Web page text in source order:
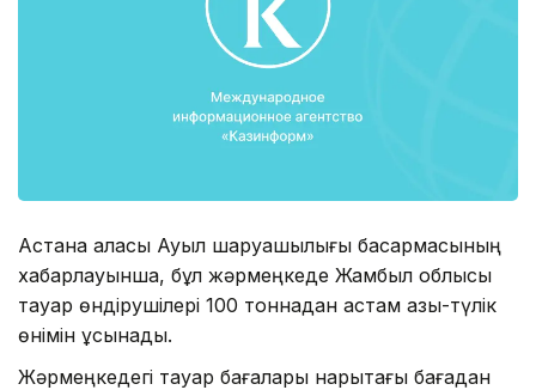
Астана қаласы Ауыл шаруашылығы басқармасының
хабарлауынша, бұл жәрмеңкеде Жамбыл облысы
тауар өндірушілері 100 тоннадан астам азық-түлік
өнімін ұсынады.
Жәрмеңкедегі тауар бағалары нарықтағы бағадан